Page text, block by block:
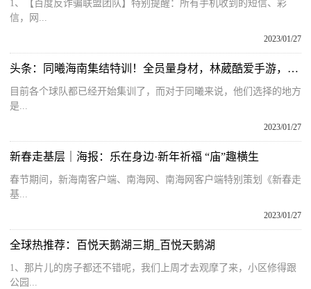
1、【百度反诈骗联盟团队】特别提醒：所有手机收到的短信、彩
信，网...
2023/01/27
头条：同曦海南集结特训！全员量身材，林葳酷爱手游，西热晒竞争游戏
目前各个球队都已经开始集训了，而对于同曦来说，他们选择的地方
是...
2023/01/27
新春走基层｜海报：乐在身边·新年祈福 “庙”趣横生
春节期间，新海南客户端、南海网、南海网客户端特别策划《新春走
基...
2023/01/27
全球热推荐：百悦天鹅湖三期_百悦天鹅湖
1、那片儿的房子都还不错呢，我们上周才去观摩了来，小区修得跟
公园...